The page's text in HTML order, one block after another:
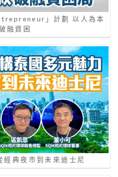
」計劃 以人為本
融資困
經典夜市到未來迪士尼